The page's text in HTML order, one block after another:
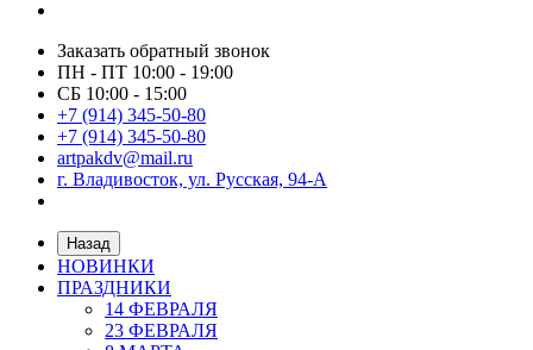
Заказать обратный звонок
ПН - ПТ 10:00 - 19:00
СБ 10:00 - 15:00
+7 (914) 345-50-80
+7 (914) 345-50-80
artpakdv@mail.ru
г. Владивосток, ул. Русская, 94-А
Назад
НОВИНКИ
ПРАЗДНИКИ
14 ФЕВРАЛЯ
23 ФЕВРАЛЯ